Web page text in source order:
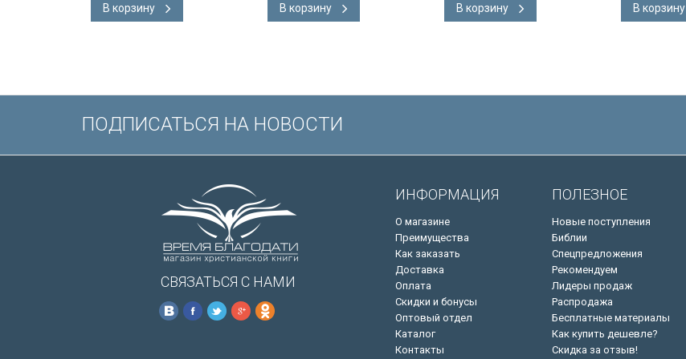
В корзину
подарочная вкладка, слова
В корзину
подарочная вкладка, слова
В корзину В корзину
ПОДПИСАТЬСЯ НА НОВОСТИ
СВЯЗАТЬСЯ С НАМИ
ИНФОРМАЦИЯ
О магазине
Преимущества
Как заказать
Доставка
Оплата
Скидки и бонусы
Оптовый отдел
Каталог
Контакты
ПОЛЕЗНОЕ
Новые поступления
Библии
Спецпредложения
Рекомендуем
Лидеры продаж
Распродажа
Бесплатные материалы
Как купить дешевле?
Скидка за отзыв!